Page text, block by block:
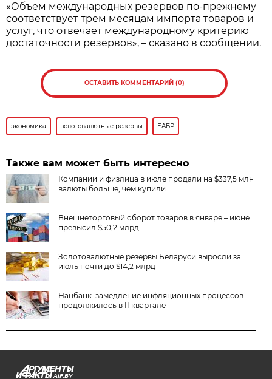
«Объем международных резервов по-прежнему
соответствует трем месяцам импорта товаров и
услуг, что отвечает международному критерию
достаточности резервов», – сказано в сообщении.
ОСТАВИТЬ КОММЕНТАРИЙ (0)
экономика золотовалютные резервы ЕАБР
Также вам может быть интересно
Компании и физлица в июле продали на $337,5 млн
валюты больше, чем купили
Внешнеторговый оборот товаров в январе – июне
превысил $50,2 млрд
Золотовалютные резервы Беларуси выросли за
июль почти до $14,2 млрд
Нацбанк: замедление инфляционных процессов
продолжилось в II квартале
AIF.BY